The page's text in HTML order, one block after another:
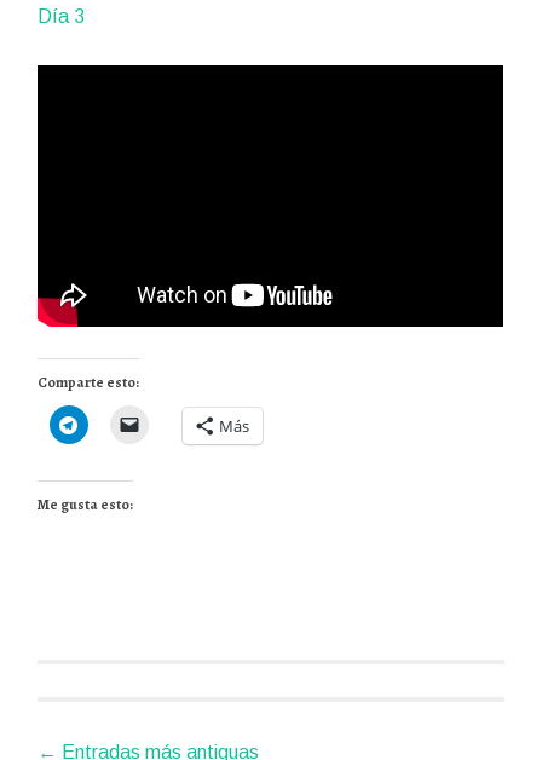
Día 3
Comparte esto:
Más
Me gusta esto:
← Entradas más antiguas